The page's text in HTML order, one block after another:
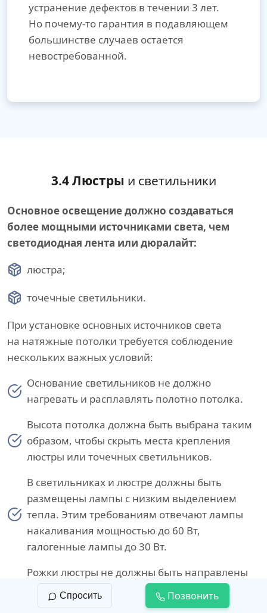
устранение дефектов в течении 3 лет.
Но почему-то гарантия в подавляющем
большинстве случаев остается
невостребованной.
3.4 Люстры и светильники
Основное освещение должно создаваться
более мощными источниками света, чем
светодиодная лента или дюралайт:
люстра;
точечные светильники.
При установке основных источников света
на натяжные потолки требуется соблюдение
нескольких важных условий:
Основание светильников не должно
нагревать и расплавлять полотно потолка.
Высота потолка должна быть выбрана таким
образом, чтобы скрыть места крепления
люстры или точечных светильников.
В светильниках и люстре должны быть
размещены лампы с низким выделением
тепла. Этим требованиям отвечают лампы
накаливания мощностью до 60 Вт,
галогенные лампы до 30 Вт.
Рожки люстры не должны быть направлены
в сторону потолка, чтобы избежать точечного
воздействия источника света на полотно.
Спросить Позвонить